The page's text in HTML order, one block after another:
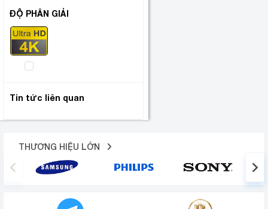
ĐỘ PHÂN GIẢI
Tin tức liên quan
THƯƠNG HIỆU LỚN